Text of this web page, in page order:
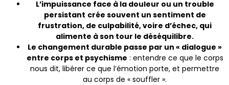
L’impuissance face à la douleur ou un trouble
persistant crée souvent un sentiment de
frustration, de culpabilité, voire d’échec, qui
alimente à son tour le déséquilibre.
Le changement durable passe par un « dialogue »
entre corps et psychisme : entendre ce que le corps
nous dit, libérer ce que l’émotion porte, et permettre
au corps de « souffler ».